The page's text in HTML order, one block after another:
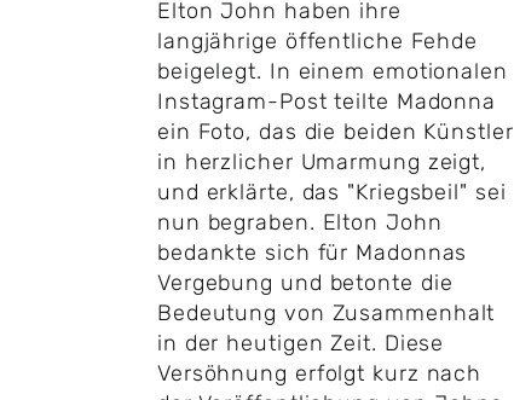
Elton John haben ihre
langjährige öffentliche Fehde
beigelegt. In einem emotionalen
Instagram-Post teilte Madonna
ein Foto, das die beiden Künstler
in herzlicher Umarmung zeigt,
und erklärte, das "Kriegsbeil" sei
nun begraben. Elton John
bedankte sich für Madonnas
Vergebung und betonte die
Bedeutung von Zusammenhalt
in der heutigen Zeit. Diese
Versöhnung erfolgt kurz nach